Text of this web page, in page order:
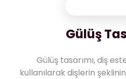
Gülüş
Gülüş tasarımı, diş
kullanılarak dişlerin